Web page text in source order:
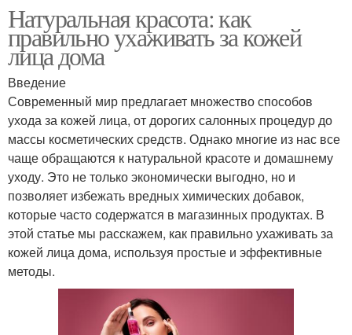
Натуральная красота: как
правильно ухаживать за кожей
лица дома
Введение
Современный мир предлагает множество способов
ухода за кожей лица, от дорогих салонных процедур до
массы косметических средств. Однако многие из нас все
чаще обращаются к натуральной красоте и домашнему
уходу. Это не только экономически выгодно, но и
позволяет избежать вредных химических добавок,
которые часто содержатся в магазинных продуктах. В
этой статье мы расскажем, как правильно ухаживать за
кожей лица дома, используя простые и эффективные
методы.